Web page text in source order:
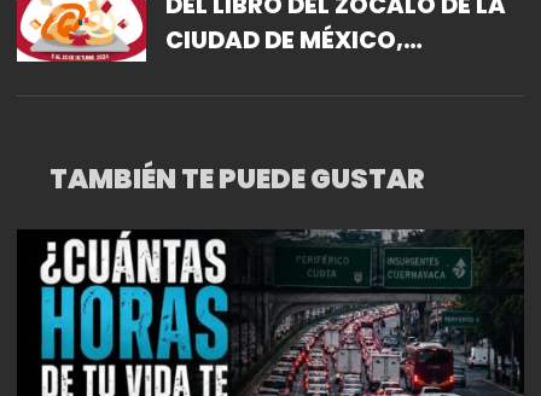
CIUDAD DE MÉXICO,
PÚBLICO
TAMBIÉN TE PUEDE GUSTAR